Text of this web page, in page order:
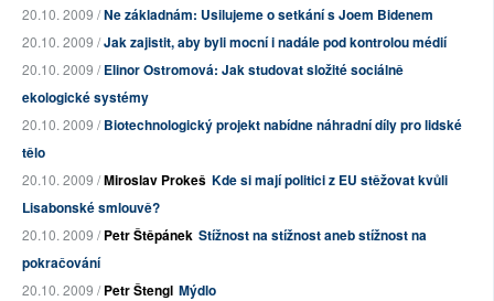
20.10. 2009 /Ne základnám: Usilujeme o setkání s Joem Bidenem
20.10. 2009 /Jak zajistit, aby byli mocní i nadále pod kontrolou médií
20.10. 2009 /Elinor Ostromová: Jak studovat složité sociálně
ekologické systémy
20.10. 2009 /Biotechnologický projekt nabídne náhradní díly pro lidské
tělo
20.10. 2009 /Miroslav Prokeš Kde si mají politici z EU stěžovat kvůli
Lisabonské smlouvě?
20.10. 2009 /Petr Štěpánek Stížnost na stížnost aneb stížnost na
pokračování
20.10. 2009 /Petr Štengl Mýdlo